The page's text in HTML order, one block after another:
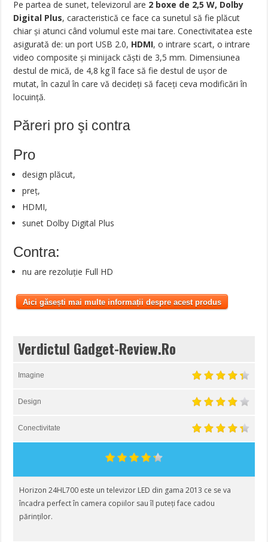
Pe partea de sunet, televizorul are 2 boxe de 2,5 W, Dolby
Digital Plus, caracteristică ce face ca sunetul să fie plăcut
chiar și atunci când volumul este mai tare. Conectivitatea este
asigurată de: un port USB 2.0, HDMI, o intrare scart, o intrare
video composite și minijack căști de 3,5 mm. Dimensiunea
destul de mică, de 4,8 kg îl face să fie destul de ușor de
mutat, în cazul în care vă decideți să faceți ceva modificări în
locuință.
Păreri pro şi contra
Pro
design plăcut,
preț,
HDMI,
sunet Dolby Digital Plus
Contra:
nu are rezoluție Full HD
Aici găsești mai multe informații despre acest produs
Verdictul Gadget-Review.Ro
Imagine
Design
Conectivitate
Horizon 24HL700 este un televizor LED din gama 2013 ce se va
încadra perfect în camera copiilor sau îl puteți face cadou
părinților.